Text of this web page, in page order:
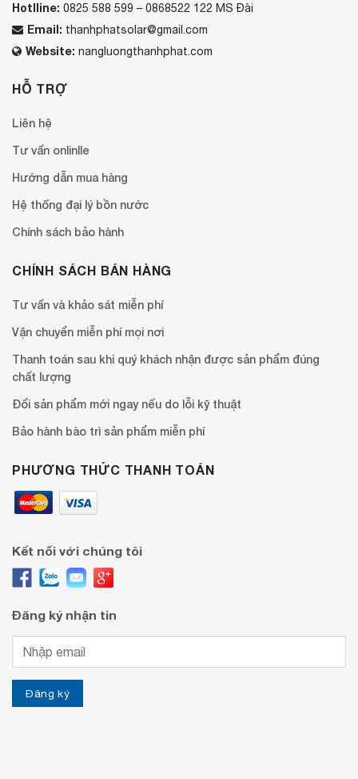
Hotlline: 0825 588 599 – 0868522 122 MS Đài
Email: thanhphatsolar@gmail.com
Website: nangluongthanhphat.com
HỖ TRỢ
Liên hệ
Tư vấn onlinlle
Hướng dẫn mua hàng
Hệ thống đại lý bồn nước
Chính sách bảo hành
CHÍNH SÁCH BÁN HÀNG
Tư vấn và khảo sát miễn phí
Vận chuyển miễn phí mọi nơi
Thanh toán sau khi quý khách nhận được sản phẩm đúng
chất lượng
Đổi sản phẩm mới ngay nếu do lỗi kỹ thuật
Bảo hành bào trì sản phẩm miễn phí
PHƯƠNG THỨC THANH TOÁN
Kết nối với chúng tôi
Đăng ký nhận tin